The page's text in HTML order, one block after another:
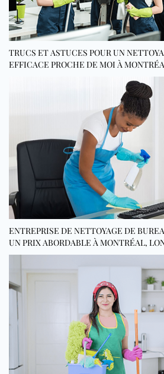
TRUCS ET ASTUCES POUR UN
EFFICACE PROCHE DE MOI À
ENTREPRISE DE NETTOYAGE DE
UN PRIX ABORDABLE À MONTRÉAL,